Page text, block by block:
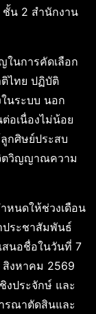
น 2 สำนักงาน
นการคัดเลือก
ไทย ปฏิบัติ
นระบบ นอก
อเนื่องไม่น้อย
กศิษย์ประสบ
ตวิญญาณความ
หนดให้ช่วงเดือน
ประชาสัมพันธ์
สนอชื่อในวันที่ 7
สิงหาคม 2569
งประจักษ์ และ
รณาตัดสินและ